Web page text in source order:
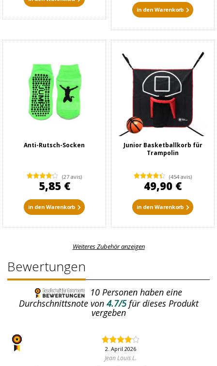
in den Warenkorb
Anti-Rutsch-Socken
(27 avis)
5,85 €
in den Warenkorb
Junior Basketballkorb für
Trampolin
(454 avis)
49,90 €
in den Warenkorb
Weiteres Zubehör anzeigen
Bewertungen
10 Personen haben eine
Durchschnittsnote von4.7/5 für dieses Produkt
vergeben
2. April 2026
Jean Louis L.